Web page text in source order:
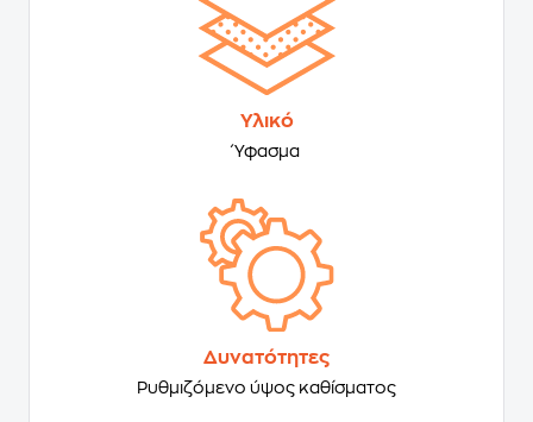
Υλικό
Ύφασμα
Δυνατότητες
Ρυθμιζόμενο ύψος καθίσματος